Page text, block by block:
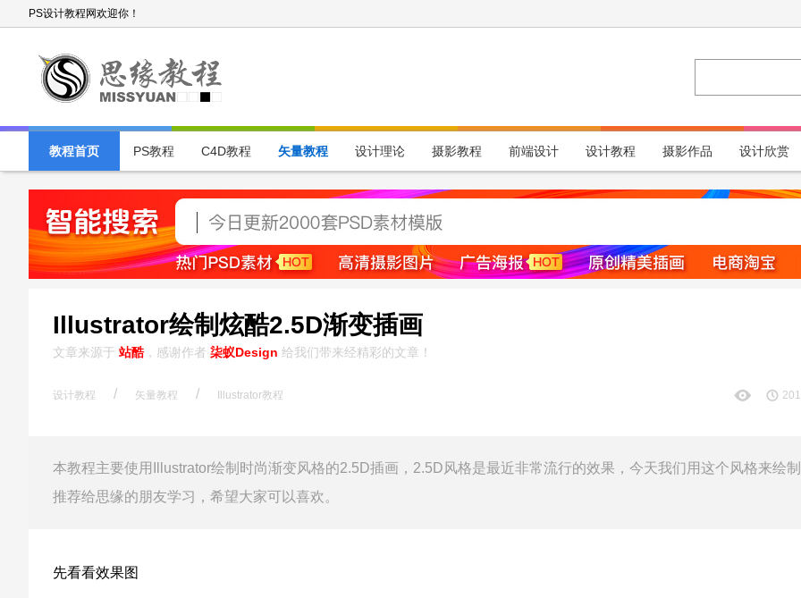
PS设计教程网欢迎你！
教程首页 PS教程 C4D教程 矢量教程 设计理论 摄影教程 前端设计 设计教程 摄影作品 设计欣赏
Illustrator绘制炫酷2.5D渐变插画
文章来源于 站酷，感谢作者 柒蚁Design 给我们带来经精彩的文章！
设计教程 / 矢量教程 / Illustrator教程
本教程主要使用Illustrator绘制时尚渐变风格的2.5D插画，2.5D风格是最近非常流行的效果，今天我们用这个风格来绘
推荐给思缘的朋友学习，希望大家可以喜欢。
先看看效果图